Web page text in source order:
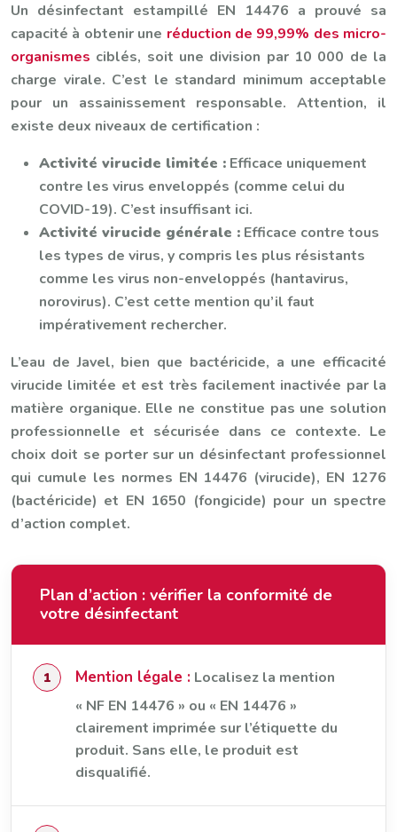
Un désinfectant estampillé EN 14476 a prouvé sa
capacité à obtenir une réduction de 99,99% des micro-
organismes ciblés, soit une division par 10 000 de la
charge virale. C’est le standard minimum acceptable
pour un assainissement responsable. Attention, il
existe deux niveaux de certification :
Activité virucide limitée : Efficace uniquement
contre les virus enveloppés (comme celui du
COVID-19). C’est insuffisant ici.
Activité virucide générale : Efficace contre tous
les types de virus, y compris les plus résistants
comme les virus non-enveloppés (hantavirus,
norovirus). C’est cette mention qu’il faut
impérativement rechercher.
L’eau de Javel, bien que bactéricide, a une efficacité
virucide limitée et est très facilement inactivée par la
matière organique. Elle ne constitue pas une solution
professionnelle et sécurisée dans ce contexte. Le
choix doit se porter sur un désinfectant professionnel
qui cumule les normes EN 14476 (virucide), EN 1276
(bactéricide) et EN 1650 (fongicide) pour un spectre
d’action complet.
Plan d’action : vérifier la conformité de
votre désinfectant
Mention légale : Localisez la mention
« NF EN 14476 » ou « EN 14476 »
clairement imprimée sur l’étiquette du
produit. Sans elle, le produit est
disqualifié.